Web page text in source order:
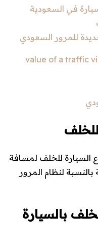
في السعودية
للمرور السعودي
value of a traffic
السيارة للخلف لمسافة
لنظام المرور
بالسيارة